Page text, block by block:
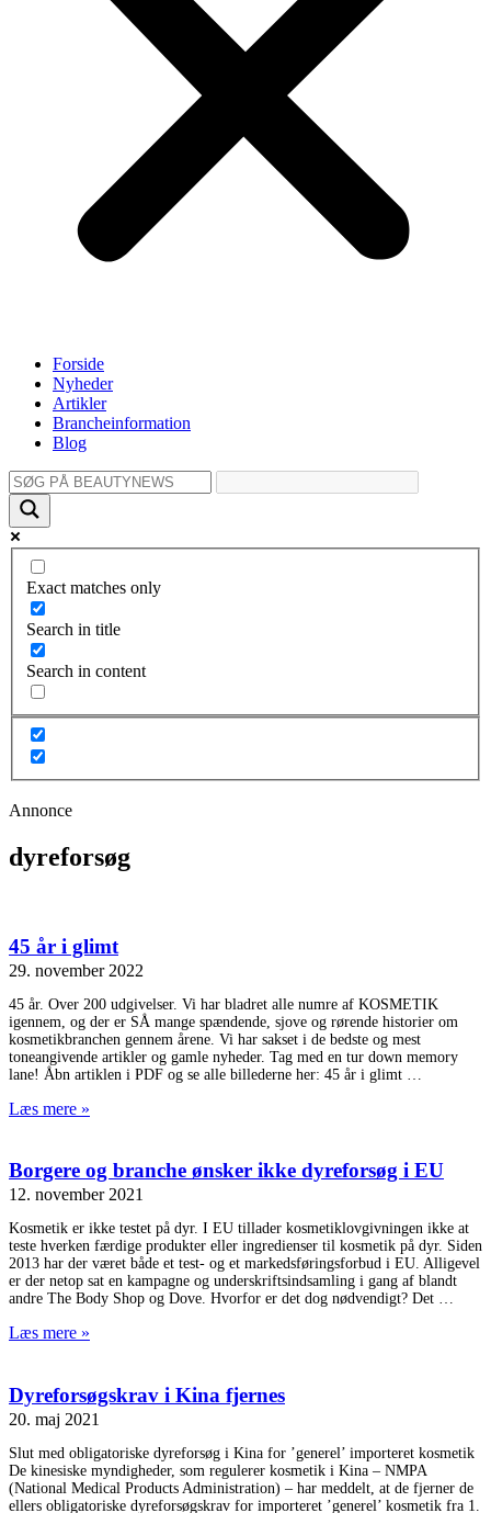
Forside
Nyheder
Artikler
Brancheinformation
Blog
Exact matches only
Search in title
Search in content
Annonce
dyreforsøg
45 år i glimt
29. november 2022
45 år. Over 200 udgivelser. Vi har bladret alle numre af KOSMETIK
igennem, og der er SÅ mange spændende, sjove og rørende historier om
kosmetikbranchen gennem årene. Vi har sakset i de bedste og mest
toneangivende artikler og gamle nyheder. Tag med en tur down memory
lane! Åbn artiklen i PDF og se alle billederne her: 45 år i glimt
Læs mere »
Borgere og branche ønsker ikke dyreforsøg i EU
12. november 2021
Kosmetik er ikke testet på dyr. I EU tillader kosmetiklovgivningen ikke at
teste hverken færdige produkter eller ingredienser til kosmetik på dyr. Siden
2013 har der været både et test- og et markedsføringsforbud i EU. Alligevel
er der netop sat en kampagne og underskriftsindsamling i gang af blandt
andre The Body Shop og Dove. Hvorfor er det dog nødvendigt? Det
Læs mere »
Dyreforsøgskrav i Kina fjernes
20. maj 2021
Slut med obligatoriske dyreforsøg i Kina for ’generel’ importeret kosmetik
De kinesiske myndigheder, som regulerer kosmetik i Kina – NMPA
(National Medical Products Administration) – har meddelt, at de fjerner de
ellers obligatoriske dyreforsøgskrav for importeret ’generel’ kosmetik fra 1.